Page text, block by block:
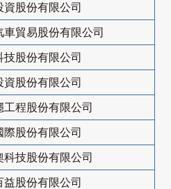
資股份有限公司
車貿易股份有限公司
技股份有限公司
資股份有限公司
工程股份有限公司
際股份有限公司
科技股份有限公司
益股份有限公司